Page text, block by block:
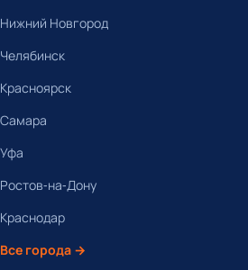
Нижний Новгород
Челябинск
Красноярск
Самара
Уфа
Ростов-на-Дону
Краснодар
Все города →